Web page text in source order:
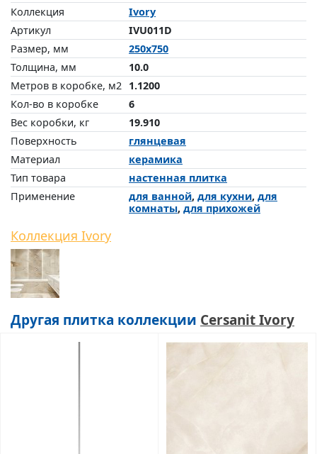
Коллекция
Ivory
Артикул
IVU011D
Размер, мм
250x750
Толщина, мм
10.0
Метров в коробке, м2 1.1200
Кол-во в коробке
6
Вес коробки, кг
19.910
Поверхность
глянцевая
Материал
керамика
Тип товара
настенная плитка
Применение
для ванной, для кухни, для
комнаты, для прихожей
Коллекция Ivory
Другая плитка коллекции Cersanit Ivory